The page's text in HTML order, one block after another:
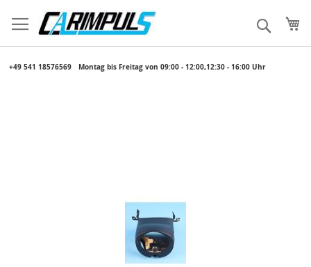
zum
Inhalt
​ +49 541 18576569 ​ Montag bis Freitag von 09:00 - 12:00,12:30 - 16:00 Uhr
Suche